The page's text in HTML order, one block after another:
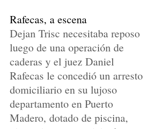
Rafecas, a escena
Dejan Trisc necesitaba reposo
luego de una operación de
caderas y el juez Daniel
Rafecas le concedió un arresto
domiciliario en su lujoso
departamento en Puerto
Madero, dotado de piscina,